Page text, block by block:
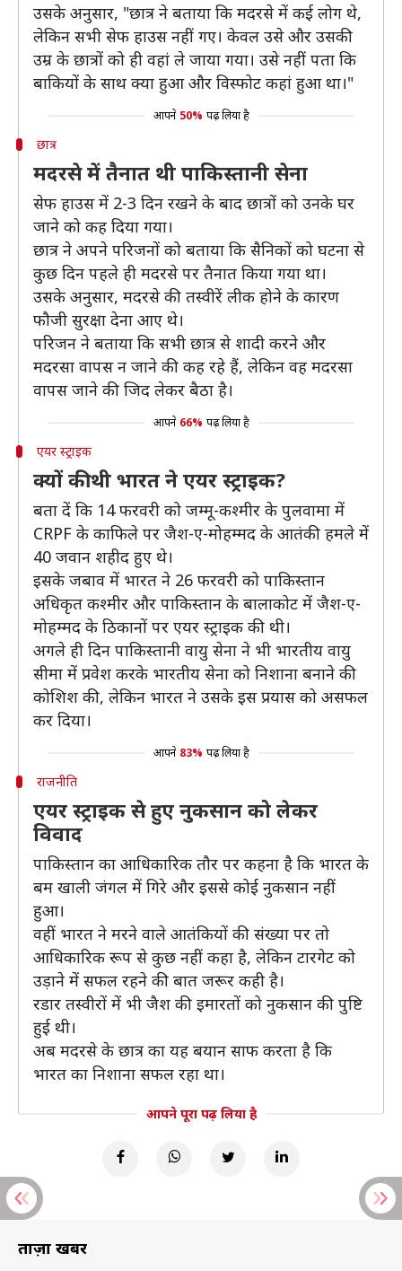
उसके अनुसार, "छात्र ने बताया कि मदरसे में कई लोग थे,
लेकिन सभी सेफ हाउस नहीं गए। केवल उसे और उसकी
उम्र के छात्रों को ही वहां ले जाया गया। उसे नहीं पता कि
बाकियों के साथ क्या हुआ और विस्फोट कहां हुआ था।"
आपने 50% पढ़ लिया है
छात्र
मदरसे में तैनात थी पाकिस्तानी सेना
सेफ हाउस में 2-3 दिन रखने के बाद छात्रों को उनके घर
जाने को कह दिया गया।
छात्र ने अपने परिजनों को बताया कि सैनिकों को घटना से
कुछ दिन पहले ही मदरसे पर तैनात किया गया था।
उसके अनुसार, मदरसे की तस्वीरें लीक होने के कारण
फौजी सुरक्षा देना आए थे।
परिजन ने बताया कि सभी छात्र से शादी करने और
मदरसा वापस न जाने की कह रहे हैं, लेकिन वह मदरसा
वापस जाने की जिद लेकर बैठा है।
आपने 66% पढ़ लिया है
एयर स्ट्राइक
क्यों की थी भारत ने एयर स्ट्राइक?
बता दें कि 14 फरवरी को जम्मू-कश्मीर के पुलवामा में
CRPF के काफिले पर जैश-ए-मोहम्मद के आतंकी हमले में
40 जवान शहीद हुए थे।
इसके जबाव में भारत ने 26 फरवरी को पाकिस्तान
अधिकृत कश्मीर और पाकिस्तान के बालाकोट में जैश-ए-
मोहम्मद के ठिकानों पर एयर स्ट्राइक की थी।
अगले ही दिन पाकिस्तानी वायु सेना ने भी भारतीय वायु
सीमा में प्रवेश करके भारतीय सेना को निशाना बनाने की
कोशिश की, लेकिन भारत ने उसके इस प्रयास को असफल
कर दिया।
आपने 83% पढ़ लिया है
राजनीति
एयर स्ट्राइक से हुए नुकसान को लेकर
विवाद
पाकिस्तान का आधिकारिक तौर पर कहना है कि भारत के
बम खाली जंगल में गिरे और इससे कोई नुकसान नहीं
हुआ।
वहीं भारत ने मरने वाले आतंकियों की संख्या पर तो
आधिकारिक रूप से कुछ नहीं कहा है, लेकिन टारगेट को
उड़ाने में सफल रहने की बात जरूर कही है।
रडार तस्वीरों में भी जैश की इमारतों को नुकसान की पुष्टि
हुई थी।
अब मदरसे के छात्र का यह बयान साफ करता है कि
भारत का निशाना सफल रहा था।
आपने पूरा पढ़ लिया है
ताज़ा खबरें